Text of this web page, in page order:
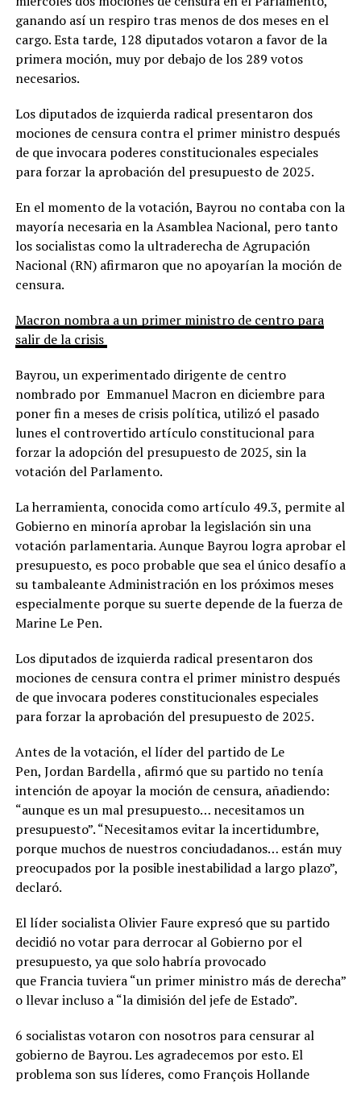
ganando así un respiro tras menos de dos meses en el
cargo. Esta tarde, 128 diputados votaron a favor de la
primera moción, muy por debajo de los 289 votos
necesarios.
Los diputados de izquierda radical presentaron dos
mociones de censura contra el primer ministro después
de que invocara poderes constitucionales especiales
para forzar la aprobación del presupuesto de 2025.
En el momento de la votación, Bayrou no contaba con la
mayoría necesaria en la Asamblea Nacional, pero tanto
los socialistas como la ultraderecha de Agrupación
Nacional (RN) afirmaron que no apoyarían la moción de
censura.
Macron nombra a un primer ministro de centro para
salir de la crisis
Bayrou, un experimentado dirigente de centro
nombrado por Emmanuel Macron en diciembre para
poner fin a meses de crisis política, utilizó el pasado
lunes el controvertido artículo constitucional para
forzar la adopción del presupuesto de 2025, sin la
votación del Parlamento.
La herramienta, conocida como artículo 49.3, permite al
Gobierno en minoría aprobar la legislación sin una
votación parlamentaria. Aunque Bayrou logra aprobar el
presupuesto, es poco probable que sea el único desafío a
su tambaleante Administración en los próximos meses
especialmente porque su suerte depende de la fuerza de
Marine Le Pen.
Los diputados de izquierda radical presentaron dos
mociones de censura contra el primer ministro después
de que invocara poderes constitucionales especiales
para forzar la aprobación del presupuesto de 2025.
Antes de la votación, el líder del partido de Le
Pen, Jordan Bardella , afirmó que su partido no tenía
intención de apoyar la moción de censura, añadiendo:
“aunque es un mal presupuesto… necesitamos un
presupuesto”. “Necesitamos evitar la incertidumbre,
porque muchos de nuestros conciudadanos… están muy
preocupados por la posible inestabilidad a largo plazo”,
declaró.
El líder socialista Olivier Faure expresó que su partido
decidió no votar para derrocar al Gobierno por el
presupuesto, ya que solo habría provocado
que Francia tuviera “un primer ministro más de derecha”
o llevar incluso a “la dimisión del jefe de Estado”.
6 socialistas votaron con nosotros para censurar al
gobierno de Bayrou. Les agradecemos por esto. El
problema son sus líderes, como François Hollande